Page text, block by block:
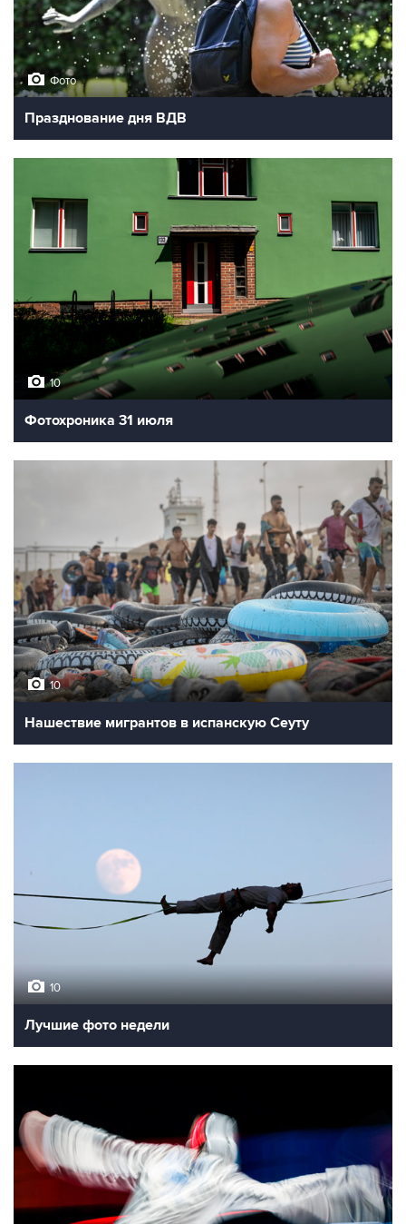
Фото
Празднование дня ВДВ
10
Фотохроника 31 июля
10
Нашествие мигрантов в испанскую Сеуту
10
Лучшие фото недели